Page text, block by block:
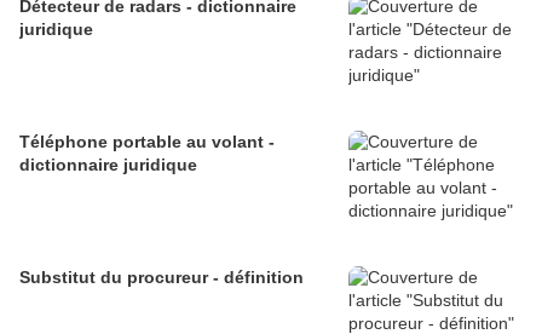
Détecteur de radars - dictionnaire
juridique
Téléphone portable au volant -
dictionnaire juridique
Substitut du procureur - définition